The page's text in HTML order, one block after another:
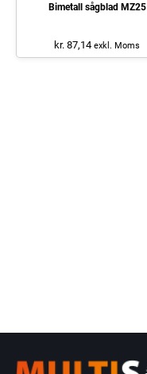
Bimetall sågblad MZ25
kr. 87,14 exkl. Moms